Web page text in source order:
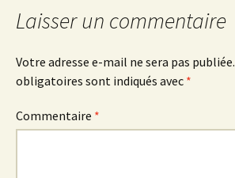
Laisser un commentaire
Votre adresse e-mail ne sera pas publiée.
obligatoires sont indiqués avec *
Commentaire *